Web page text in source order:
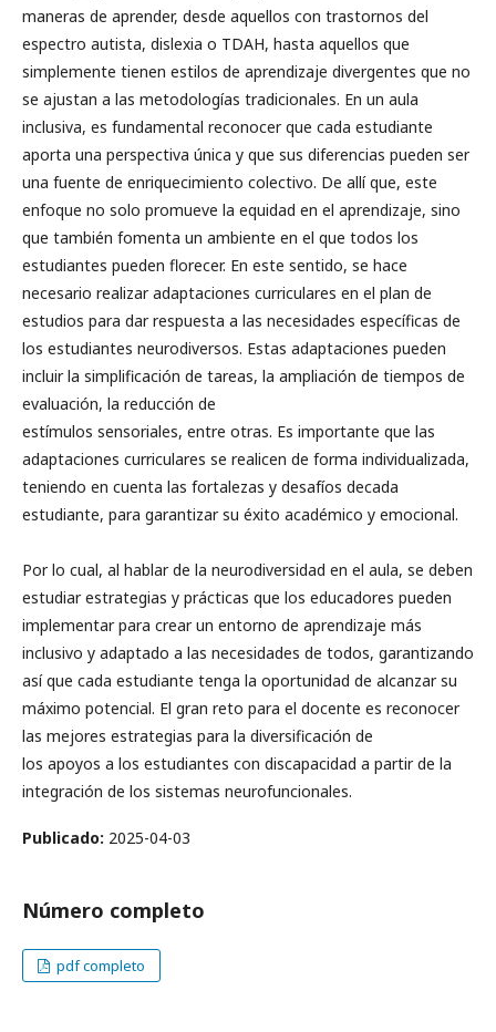
maneras de aprender, desde aquellos con trastornos del
espectro autista, dislexia o TDAH, hasta aquellos que
simplemente tienen estilos de aprendizaje divergentes que no
se ajustan a las metodologías tradicionales. En un aula
inclusiva, es fundamental reconocer que cada estudiante
aporta una perspectiva única y que sus diferencias pueden ser
una fuente de enriquecimiento colectivo. De allí que, este
enfoque no solo promueve la equidad en el aprendizaje, sino
que también fomenta un ambiente en el que todos los
estudiantes pueden florecer. En este sentido, se hace
necesario realizar adaptaciones curriculares en el plan de
estudios para dar respuesta a las necesidades específicas de
los estudiantes neurodiversos. Estas adaptaciones pueden
incluir la simplificación de tareas, la ampliación de tiempos de
evaluación, la reducción de
estímulos sensoriales, entre otras. Es importante que las
adaptaciones curriculares se realicen de forma individualizada,
teniendo en cuenta las fortalezas y desafíos decada
estudiante, para garantizar su éxito académico y emocional.
Por lo cual, al hablar de la neurodiversidad en el aula, se deben
estudiar estrategias y prácticas que los educadores pueden
implementar para crear un entorno de aprendizaje más
inclusivo y adaptado a las necesidades de todos, garantizando
así que cada estudiante tenga la oportunidad de alcanzar su
máximo potencial. El gran reto para el docente es reconocer
las mejores estrategias para la diversificación de
los apoyos a los estudiantes con discapacidad a partir de la
integración de los sistemas neurofuncionales.
Publicado: 2025-04-03
Número completo
pdf completo